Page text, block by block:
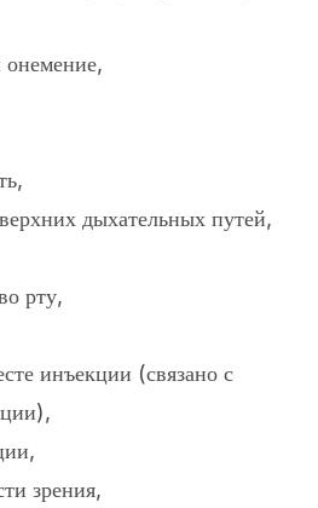
онемение,
дыхательных путей,
рту,
инъекции (связано с
зрения,